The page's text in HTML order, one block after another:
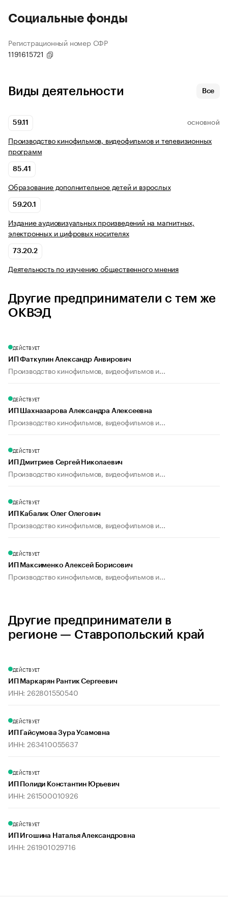
Социальные фонды
Регистрационный номер СФР
1191615721
Виды деятельности Все
59.11 ОСНОВНОЙ
Производство кинофильмов, видеофильмов и телевизионных
программ
85.41
Образование дополнительное детей и взрослых
59.20.1
Издание аудиовизуальных произведений на магнитных,
электронных и цифровых носителях
73.20.2
Деятельность по изучению общественного мнения
Другие предприниматели с тем же
ОКВЭД
ДЕЙСТВУЕТ
ИП Фаткулин Александр Анвирович
Производство кинофильмов, видеофильмов и...
ДЕЙСТВУЕТ
ИП Шахназарова Александра Алексеевна
Производство кинофильмов, видеофильмов и...
ДЕЙСТВУЕТ
ИП Дмитриев Сергей Николаевич
Производство кинофильмов, видеофильмов и...
ДЕЙСТВУЕТ
ИП Кабалик Олег Олегович
Производство кинофильмов, видеофильмов и...
ДЕЙСТВУЕТ
ИП Максименко Алексей Борисович
Производство кинофильмов, видеофильмов и...
Другие предприниматели в
регионе — Ставропольский край
ДЕЙСТВУЕТ
ИП Маркарян Рантик Сергеевич
ИНН: 262801550540
ДЕЙСТВУЕТ
ИП Гайсумова Зура Усамовна
ИНН: 263410055637
ДЕЙСТВУЕТ
ИП Полиди Константин Юрьевич
ИНН: 261500010926
ДЕЙСТВУЕТ
ИП Игошина Наталья Александровна
ИНН: 261901029716